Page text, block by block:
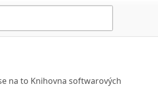
na to Knihovna softwarových